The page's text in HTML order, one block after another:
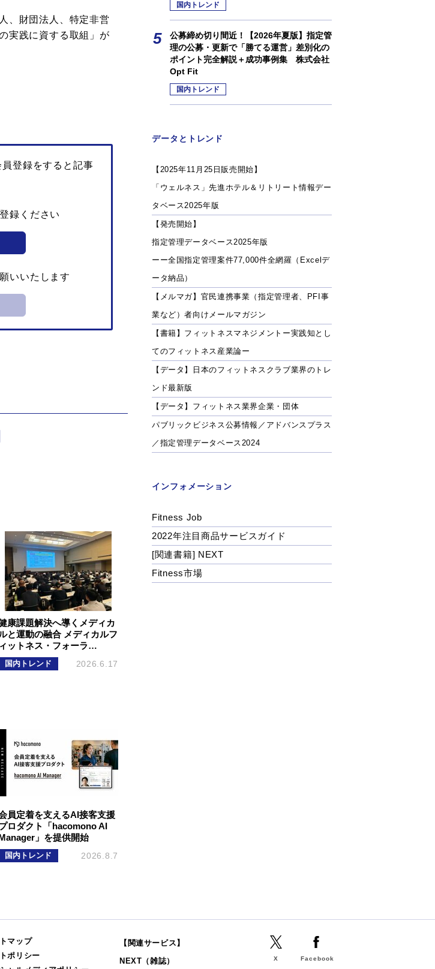
、財団法人、特定非営
実践に資する取組」が
登録をすると記事
録ください
いいたします
康課題解決へ導くメディカ
と運動の融合 メディカルフ
ィットネス・フォーラ…
国内トレンド 2026.6.17
員定着を支えるAI接客支援
ロダクト「hacomono AI
」を提供開始
国内トレンド 2026.8.7
国内トレンド
公募締め切り間近！【2026年夏版】指定管
理の公募・更新で「勝てる運営」差別化の
ポイント完全解説＋成功事例集 株式会社
Opt Fit
国内トレンド
データとトレンド
【2025年11月25日販売開始】
「ウェルネス」先進ホテル＆リトリート情報デー
タベース2025年版
【発売開始】
指定管理データベース2025年版
ーー全国指定管理案件77,000件全網羅（Excelデ
ータ納品）
【メルマガ】官民連携事業（指定管理者、PFI事
業など）者向けメールマガジン
【書籍】フィットネスマネジメントー実践知とし
てのフィットネス産業論ー
【データ】日本のフィットネスクラブ業界のトレ
ンド最新版
【データ】フィットネス業界企業・団体
パブリックビジネス公募情報／アドバンスプラス
／指定管理データベース2024
インフォメーション
Fitness Job
2022年注目商品サービスガイド
[関連書籍] NEXT
Fitness市場
マップ
ポリシー
【関連サービス】
NEXT（雑誌）
X Facebook